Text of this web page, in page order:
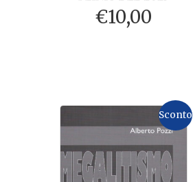
€10,00
Sconto